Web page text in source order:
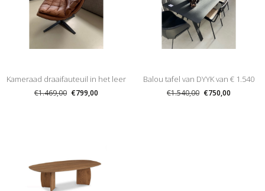
Kameraad draaifauteuil in het leer
€1.469,00 €799,00
Balou tafel van DYYK van € 1.540
€1.540,00 €750,00